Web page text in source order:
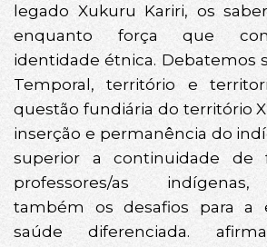
legado Xukuru Kariri, os
enquanto força que
identidade étnica. Debatemos
Temporal, território e
questão fundiária do território
inserção e permanência do
superior a continuidade de
professores/as
também os desafios para a
saúde diferenciada.